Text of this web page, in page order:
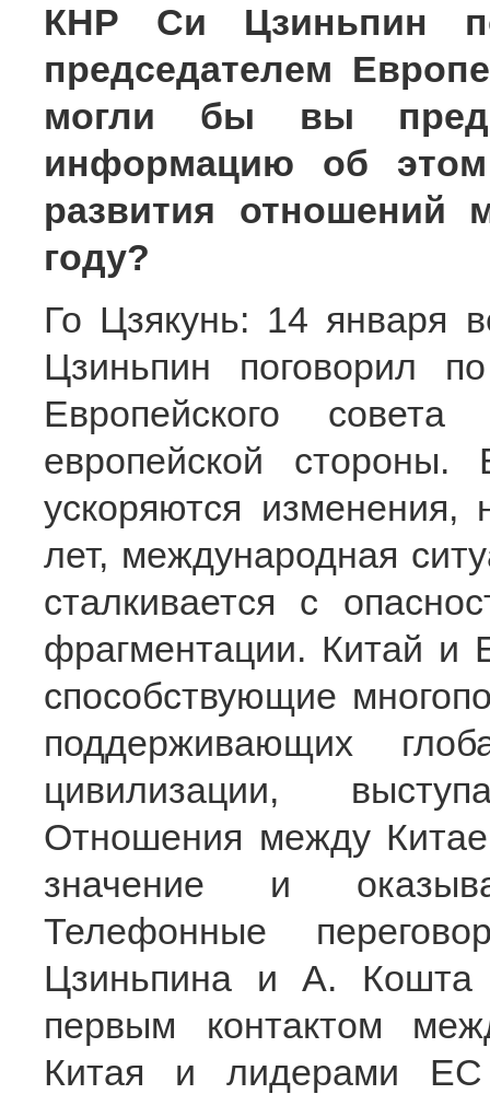
КНР Си Цзиньпин
председателем
могли бы вы
информацию об
развития
году?
Го Цзякунь: 14 января
Цзиньпин поговорил
Европейского
европейской
ускоряются изменения,
лет, международная
сталкивается с
фрагментации. Китай
способствующие
поддерживающих
цивилизации,
Отношения между
значение и
Телефонные
Цзиньпина и А. Кошта
первым контактом
Китая и лидерами ЕС